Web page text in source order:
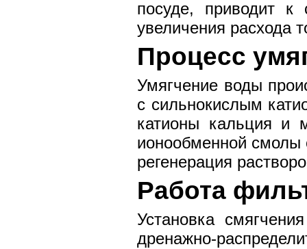
посуде, приводит к
увеличения расхода
Процесс
Умягчение воды
с сильнокислым
катионы кальция и
ионообменной смолы
регенерация
Работа
Установка
дренажно-